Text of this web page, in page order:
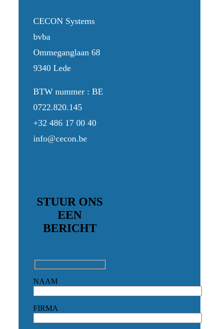
CECON Systems
bvba
Ommeganglaan 68
9340 Lede
BTW nummer : BE
0722.820.145
+32 486 17 00 40
info@cecon.be
STUUR ONS
EEN
BERICHT
NAAM
FIRMA